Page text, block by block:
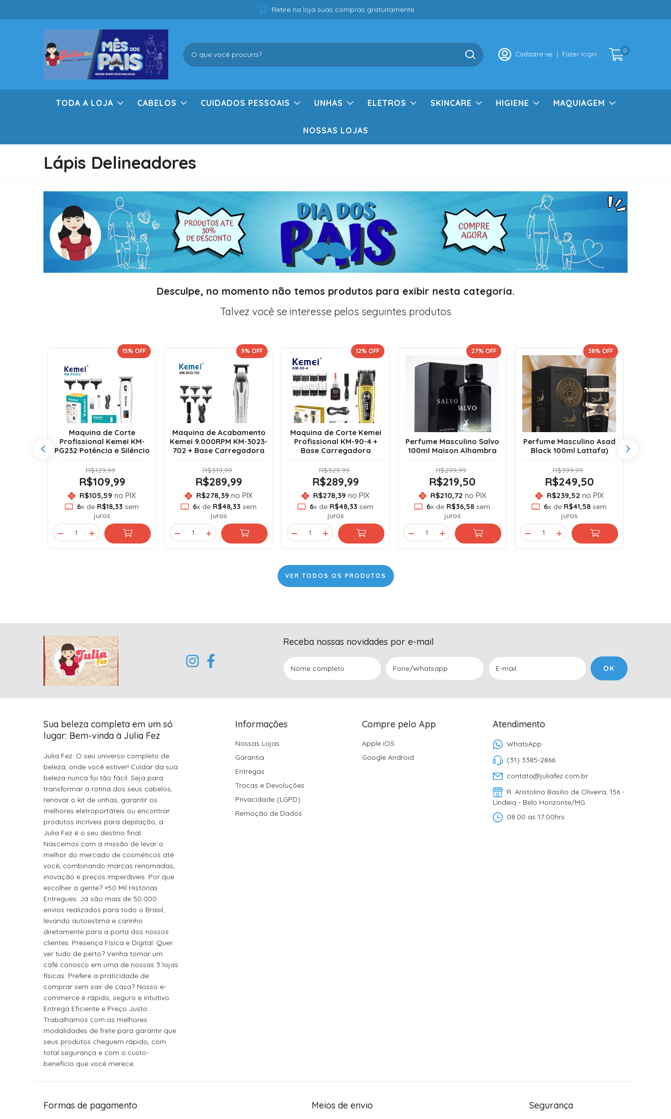
Retire na loja suas compras gratuitamente
Cadastre-se | Fazer login 0
TODA A LOJA CABELOS CUIDADOS PESSOAIS UNHAS ELETROS SKINCARE HIGIENE MAQUIAGEM
NOSSAS LOJAS
Lápis Delineadores
Desculpe, no momento não temos produtos para exibir nesta categoria.
Talvez você se interesse pelos seguintes produtos
15% OFF
Maquina de Corte
Profissional Kemei KM-
PG232 Potência e Silêncio
R$129,99
R$109,99
R$105,59 no PIX
6x de R$18,33 sem
juros
9% OFF
Maquina de Acabamento
Kemei 9.000RPM KM-3023-
702 + Base Carregadora
R$319,99
R$289,99
R$278,39 no PIX
6x de R$48,33 sem
juros
12% OFF
Maquina de Corte Kemei
Profissional KM-90-4 +
Base Carregadora
R$329,99
R$289,99
R$278,39 no PIX
6x de R$48,33 sem
juros
27% OFF
Perfume Masculino Salvo
100ml Maison Alhambra
R$299,99
R$219,50
R$210,72 no PIX
6x de R$36,58sem
juros
38% OFF
Perfume Masculino Asad
Black 100ml Lattafa)
R$399,99
R$249,50
R$239,52 no PIX
6x de R$41,58sem
juros
VER TODOS OS PRODUTOS
Receba nossas novidades por e-mail
Sua beleza completa em um só
lugar: Bem-vinda à Julia Fez
Julia Fez: O seu universo completo de
beleza, onde você estiver! Cuidar da sua
beleza nunca foi tão fácil. Seja para
transformar a rotina dos seus cabelos,
renovar o kit de unhas, garantir os
melhores eletroportáteis ou encontrar
produtos incríveis para depilação, a
Julia Fez é o seu destino final.
Nascemos com a missão de levar o
melhor do mercado de cosméticos até
você, combinando marcas renomadas,
inovação e preços imperdíveis. Por que
escolher a gente? +50 Mil Histórias
Entregues: Já são mais de 50.000
envios realizados para todo o Brasil,
levando autoestima e carinho
diretamente para a porta dos nossos
clientes. Presença Física e Digital: Quer
ver tudo de perto? Venha tomar um
café conosco em uma de nossas 3 lojas
físicas. Prefere a praticidade de
comprar sem sair de casa? Nosso e-
commerce é rápido, seguro e intuitivo.
Entrega Eficiente e Preço Justo:
Trabalhamos com as melhores
modalidades de frete para garantir que
seus produtos cheguem rápido, com
total segurança e com o custo-
benefício que você merece.
Informações
Nossas Lojas
Garantia
Entregas
Trocas e Devoluções
Privacidade (LGPD)
Remoção de Dados
Compre pelo App
Apple iOS
Google Android
Atendimento
WhatsApp
(31) 3385-2866
contato@juliafez.com.br
R. Aristolino Basilio de Oliveira, 156 -
Lindeia - Belo Horizonte/MG
08:00 as 17:00hrs
Formas de pagamento Meios de envio Segurança